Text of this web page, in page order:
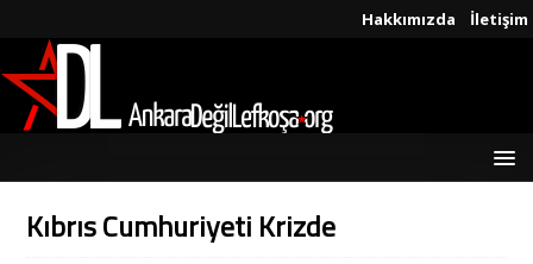
Hakkımızda İletişim
Kıbrıs Cumhuriyeti Krizde